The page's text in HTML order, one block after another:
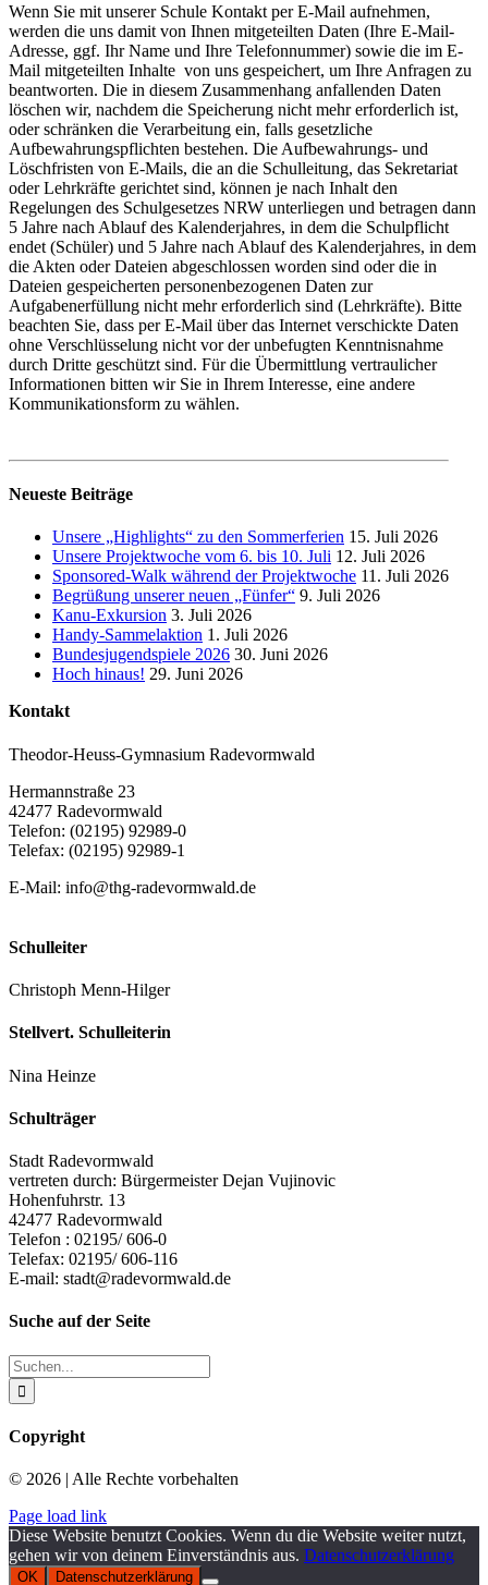
Wenn Sie mit unserer Schule Kontakt per E-Mail aufnehmen,
werden die uns damit von Ihnen mitgeteilten Daten (Ihre E-Mail-
Adresse, ggf. Ihr Name und Ihre Telefonnummer) sowie die im E-
Mail mitgeteilten Inhalte von uns gespeichert, um Ihre Anfragen zu
beantworten. Die in diesem Zusammenhang anfallenden Daten
löschen wir, nachdem die Speicherung nicht mehr erforderlich ist,
oder schränken die Verarbeitung ein, falls gesetzliche
Aufbewahrungspflichten bestehen. Die Aufbewahrungs- und
Löschfristen von E-Mails, die an die Schulleitung, das Sekretariat
oder Lehrkräfte gerichtet sind, können je nach Inhalt den
Regelungen des Schulgesetzes NRW unterliegen und betragen dann
5 Jahre nach Ablauf des Kalenderjahres, in dem die Schulpflicht
endet (Schüler) und 5 Jahre nach Ablauf des Kalenderjahres, in dem
die Akten oder Dateien abgeschlossen worden sind oder die in
Dateien gespeicherten personenbezogenen Daten zur
Aufgabenerfüllung nicht mehr erforderlich sind (Lehrkräfte). Bitte
beachten Sie, dass per E-Mail über das Internet verschickte Daten
ohne Verschlüsselung nicht vor der unbefugten Kenntnisnahme
durch Dritte geschützt sind. Für die Übermittlung vertraulicher
Informationen bitten wir Sie in Ihrem Interesse, eine andere
Kommunikationsform zu wählen.
Neueste Beiträge
Unsere „Highlights“ zu den Sommerferien 15. Juli 2026
Unsere Projektwoche vom 6. bis 10. Juli 12. Juli 2026
Sponsored-Walk während der Projektwoche 11. Juli 2026
Begrüßung unserer neuen „Fünfer“ 9. Juli 2026
Kanu-Exkursion 3. Juli 2026
Handy-Sammelaktion 1. Juli 2026
Bundesjugendspiele 2026 30. Juni 2026
Hoch hinaus! 29. Juni 2026
Kontakt
Theodor-Heuss-Gymnasium Radevormwald
Hermannstraße 23
42477 Radevormwald
Telefon: (02195) 92989-0
Telefax: (02195) 92989-1
E-Mail: info@thg-radevormwald.de
Schulleiter
Christoph Menn-Hilger
Stellvert. Schulleiterin
Nina Heinze
Schulträger
Stadt Radevormwald
vertreten durch: Bürgermeister Dejan Vujinovic
Hohenfuhrstr. 13
42477 Radevormwald
Telefon : 02195/ 606-0
Telefax: 02195/ 606-116
E-mail: stadt@radevormwald.de
Suche auf der Seite
Suche
nach:
Copyright
© 2026 | Alle Rechte vorbehalten
Page load link
Diese Website benutzt Cookies. Wenn du die Website weiter nutzt,
gehen wir von deinem Einverständnis aus. Datenschutzerklärung
OK Datenschutzerklärung